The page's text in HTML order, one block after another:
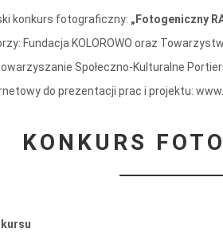
konkurs fotograficzny: „Fotogeniczny
Fundacja KOLOROWO oraz
Społeczno-Kulturalne
do prezentacji prac i projektu:
KONKURS